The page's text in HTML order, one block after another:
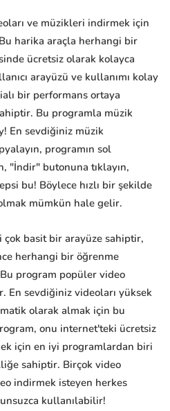
ve müzikleri indirmek için
harika araçla herhangi bir
ücretsiz olarak kolayca
arayüzü ve kullanımı kolay
bir performans ortaya
Bu programla müzik
En sevdiğiniz müzik
programın sol
"İndir" butonuna tıklayın,
bu! Böylece hızlı bir şekilde
mümkün hale gelir.
basit bir arayüze sahiptir,
herhangi bir öğrenme
program popüler video
En sevdiğiniz videoları yüksek
olarak almak için bu
onu internet'teki ücretsiz
için en iyi programlardan biri
sahiptir. Birçok video
indirmek isteyen herkes
kullanılabilir!